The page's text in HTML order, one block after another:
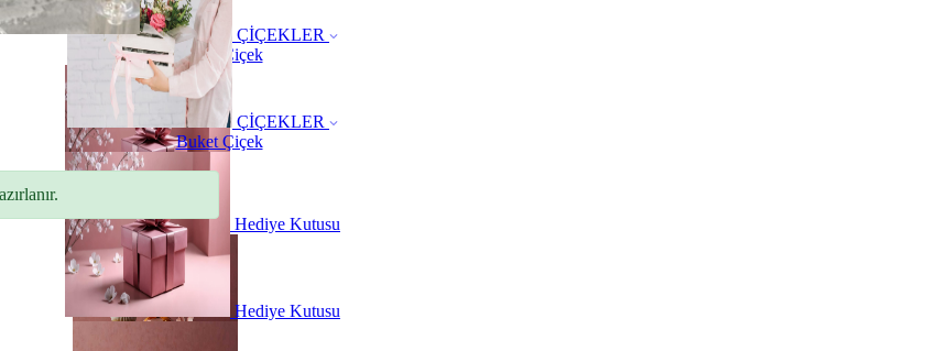
ÇİÇEKLER
Buket Çiçek
Hediye Kutusu
ÇİÇEKLER
Buket Çiçek
Hediye Kutusu